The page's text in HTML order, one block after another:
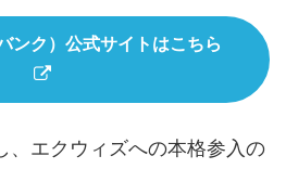
ンク）公式サイトはこちら
、エクウィズへの本格参入の